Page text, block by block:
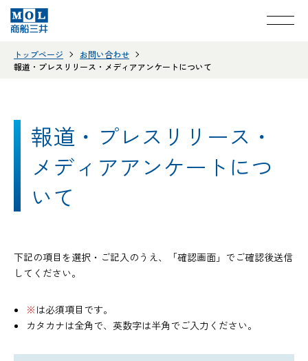
トップページ
お問い合わせ
報道・プレスリリース・メディアアンケートについて
報道・プレスリリース・
メディアアンケートにつ
いて
下記の項目を選択・ご記入のうえ、「確認画面」でご確認後送信
してください。
※ は必須項目です。
カタカナは全角で、英数字は半角でご入力ください。